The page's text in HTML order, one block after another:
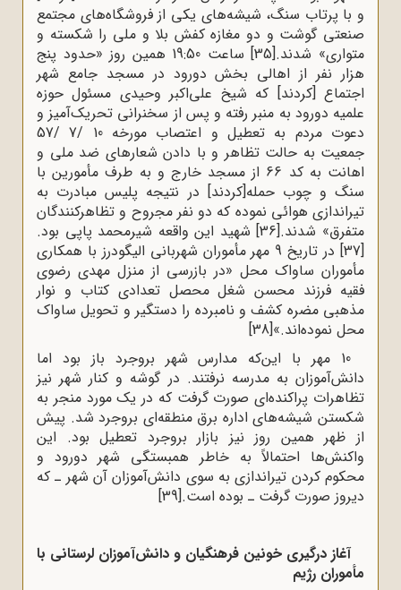
و با پرتاب سنگ، شیشه‌های یکی از فروشگاه‌های مجتمع
صنعتی گوشت و دو مغازه کفش بلا و ملی را شکسته و
متواری» شدند.[35]
ساعت 19:50 همین روز «حدود پنج
هزار نفر از اهالی بخش دورود در مسجد جامع شهر
اجتماع [کردند] که شیخ علی‌اکبر وحیدی مسئول حوزه
علمیه دورود به منبر رفته و پس از سخنرانی تحریک‌آمیز و
دعوت مردم به تعطیل و اعتصاب مورخه 10 /7 /57
جمعیت به حالت تظاهر و با دادن شعارهای ضد ملی و
اهانت به کد 66 از مسجد خارج و به طرف مأمورین با
سنگ و چوب حمله[کردند] در نتیجه پلیس مبادرت به
تیراندازی هوائی نموده که دو نفر مجروح و تظاهرکنندگان
متفرق» شدند.[36]
شهید این واقعه شیرمحمد پاپی بود.
[37]
در تاریخ 9 مهر مأموران شهربانی الیگودرز با همکاری
مأموران ساواک محل «در بازرسی از منزل مهدی رضوی
فقیه فرزند محسن شغل محصل تعدادی کتاب و نوار
مذهبی مضره کشف و نامبرده را دستگیر و تحویل ساواک
محل نموده‌اند.»[38]
10 مهر با این‌که مدارس شهر بروجرد باز بود اما
دانش‌آموزان به مدرسه نرفتند. در گوشه و کنار شهر نیز
تظاهرات پراکنده‌ای صورت گرفت که در یک مورد منجر به
شکستن شیشه‌های اداره برق منطقه‌ای بروجرد شد. پیش
از ظهر همین روز نیز بازار بروجرد تعطیل بود. این
واکنش‌ها احتمالاً به خاطر همبستگی شهر دورود و
محکوم کردن تیراندازی به سوی دانش‌آموزان آن شهر ـ که
دیروز صورت گرفت ـ بوده است.[39]
آغاز درگیری خونین فرهنگیان و دانش‌آموزان لرستانی با
مأموران رژیم